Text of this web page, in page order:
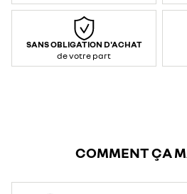
SANS OBLIGATION D'ACHAT
de votre part
COMMENT ÇA